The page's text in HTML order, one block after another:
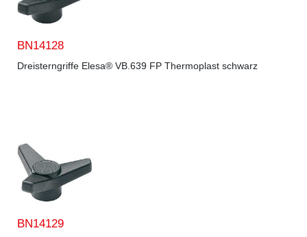
BN14128
Dreisterngriffe Elesa® VB.639 FP Thermoplast schwarz
BN14129